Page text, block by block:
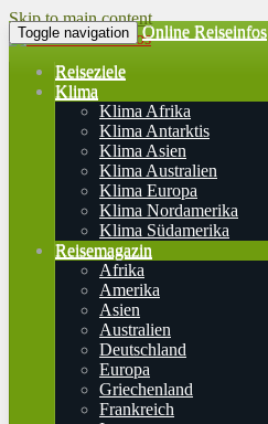
Skip to main content
Toggle navigation Online Reiseinfos
Reiseziele
Klima
Klima Afrika
Klima Antarktis
Klima Asien
Klima Australien
Klima Europa
Klima Nordamerika
Klima Südamerika
Reisemagazin
Afrika
Amerika
Asien
Australien
Deutschland
Europa
Griechenland
Frankreich